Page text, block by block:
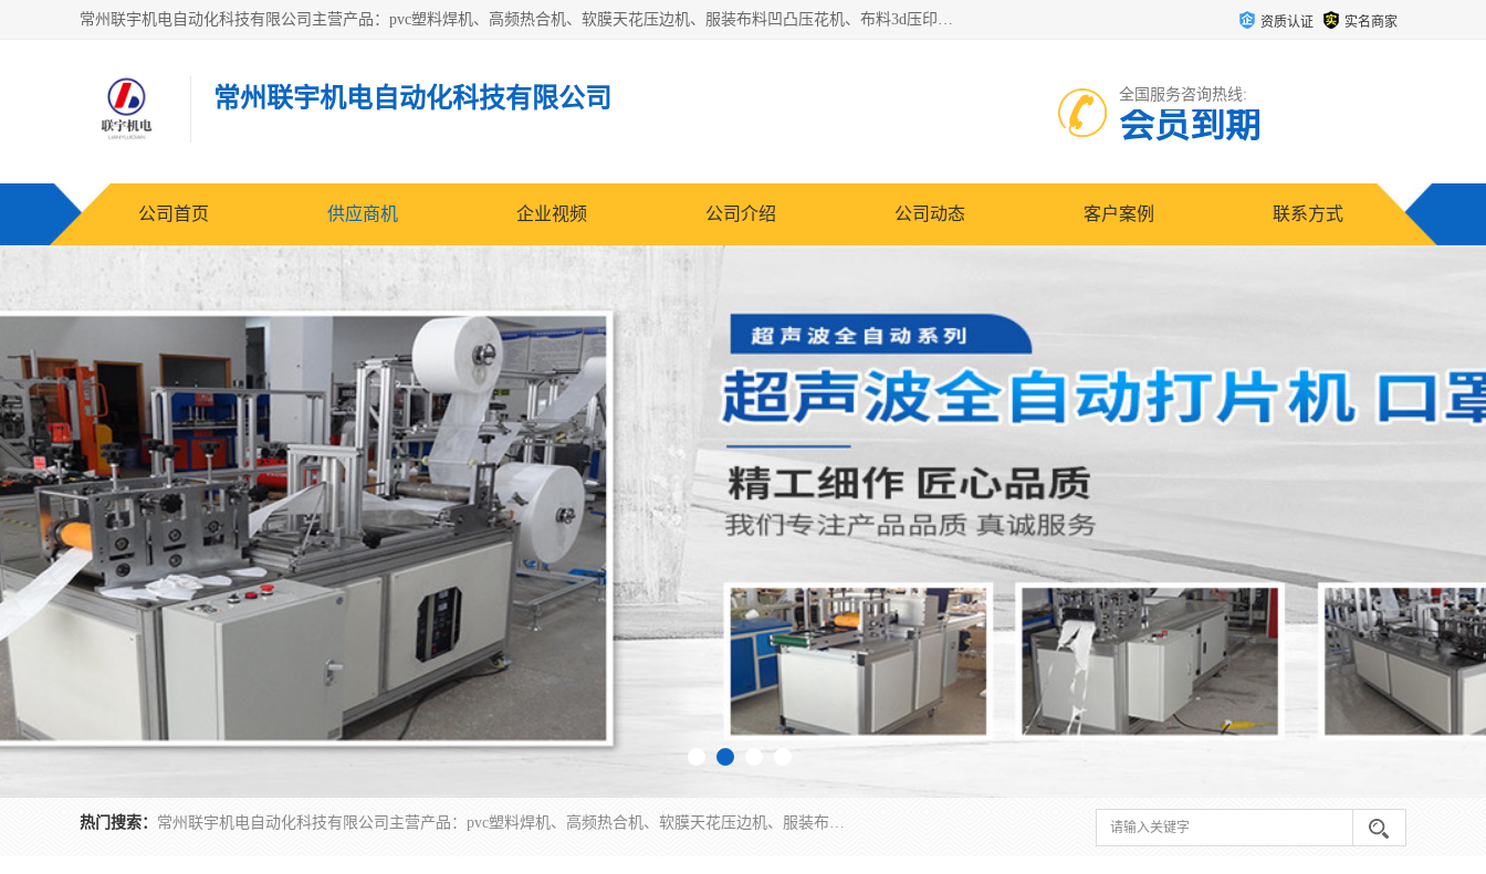
常州联宇机电自动化科技有限公司主营产品：pvc塑料焊机、高频热合机、软膜天花压边机、服装布料凹凸压花机、布料3d压印设备、服装植胶设备、超声波布料花边机、无纺布热合机、全自动压花机。 资质认证 实名商家
常州联宇机电自动化科技有限公司 全国服务咨询热线:
会员到期
公司首页 供应商机 企业视频 公司介绍 公司动态 客户案例 联系方式
热门搜索： 常州联宇机电自动化科技有限公司主营产品：pvc塑料焊机、高频热合机、软膜天花压边机、服装布料凹凸压花机、布料3d压印设备、服装植胶设备、超声波布料花边机、无纺布热合机、全自动压花机。